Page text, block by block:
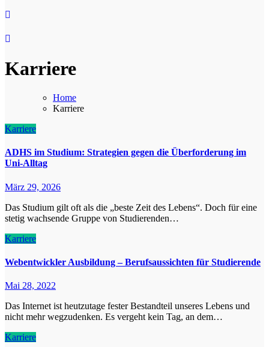
Karriere
Home
Karriere
Karriere
ADHS im Studium: Strategien gegen die Überforderung im
Uni-Alltag
März 29, 2026
Das Studium gilt oft als die „beste Zeit des Lebens“. Doch für eine
stetig wachsende Gruppe von Studierenden…
Karriere
Webentwickler Ausbildung – Berufsaussichten für Studierende
Mai 28, 2022
Das Internet ist heutzutage fester Bestandteil unseres Lebens und
nicht mehr wegzudenken. Es vergeht kein Tag, an dem…
Karriere